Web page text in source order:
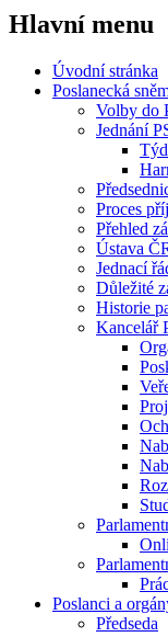
Hlavní menu
Úvodní stránka
Poslanecká
Volby do
Jednání
Proces
Přehled
Ústava
Jednací
Důležité
Historie
Kancelář
Poslanci a
Předseda